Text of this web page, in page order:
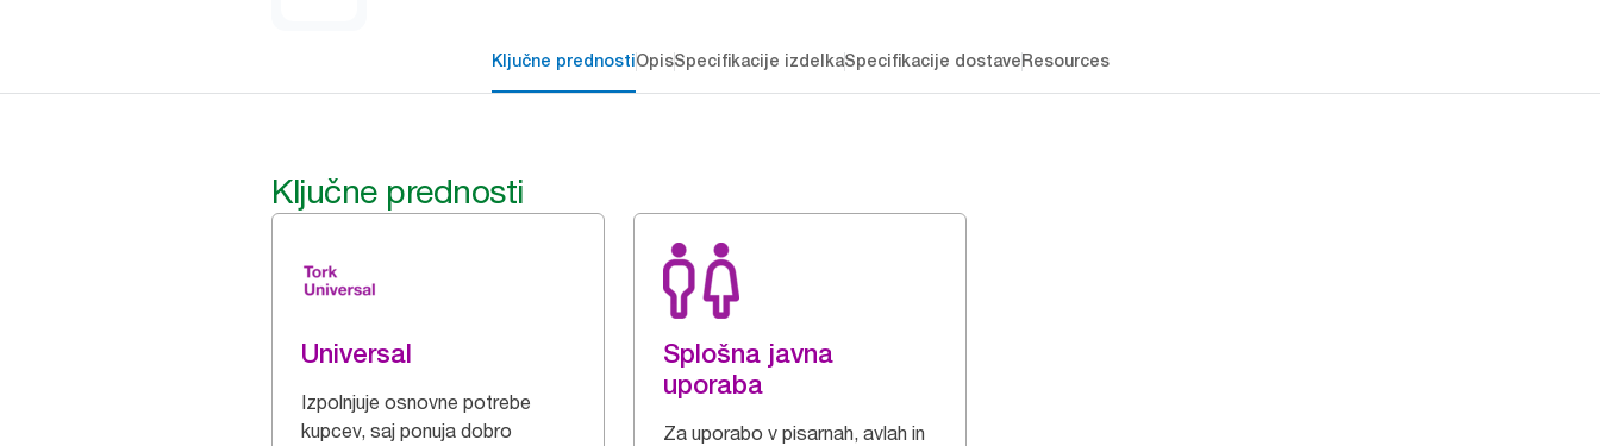
Ključne prednostiOpisSpecifikacije izdelkaSpecifikacije dostaveResources
Ključne prednosti
Universal
Izpolnjuje osnovne potrebe
kupcev, saj ponuja dobro
Splošna javna
uporaba
Za uporabo v pisarnah, avlah in